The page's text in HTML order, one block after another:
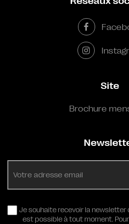
Site
Brochure
Je souhaite recevoir la newsletter
est possible à tout moment.